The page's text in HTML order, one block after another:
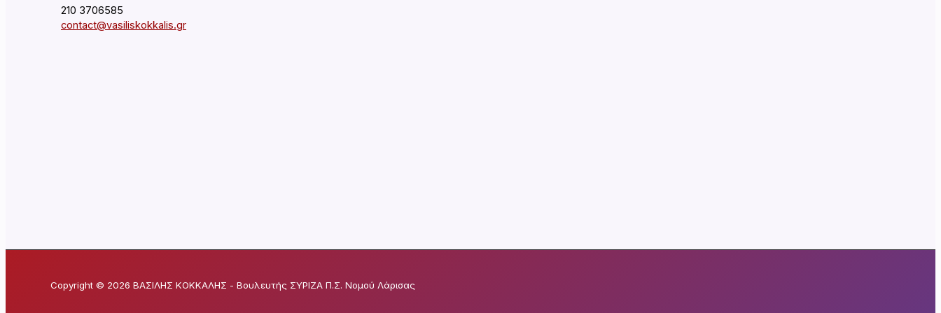
210 3706585
contact@vasiliskokkalis.gr
Copyright © 2026 ΒΑΣΙΛΗΣ ΚΟΚΚΑΛΗΣ - Βουλευτής ΣΥΡΙΖΑ Π.Σ. Νομού Λάρισας